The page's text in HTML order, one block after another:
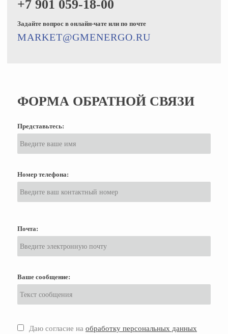
ФОРМА ОБРАТНОЙ СВЯЗИ
Представьтесь:
Номер телефона:
Почта:
Ваше сообщение:
Даю согласие на обработку персональных данных
+7 901 059-18-00
Задайте вопрос в онлайн-чате или по почте
MARKET@GMENERGO.RU